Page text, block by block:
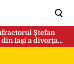
Ștefan
Iași a divorţat